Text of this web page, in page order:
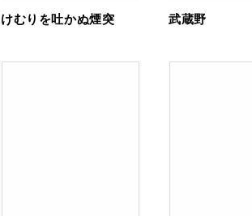
けむりを吐かぬ煙突 武蔵野